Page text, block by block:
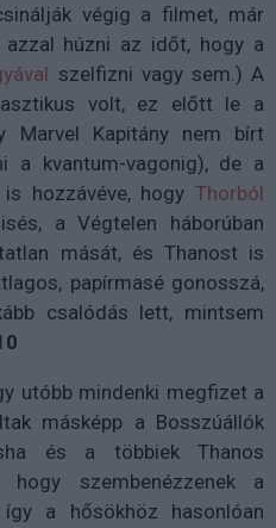
végig a filmet, már
húzni az időt, hogy a
szelfizni vagy sem.) A
volt, ez előtt le a
Marvel Kapitány nem bírt
a kvantum-vagonig), de a
hozzávéve, hogy Thorból
a Végtelen háborúban
mását, és Thanost is
papírmasé gonosszá,
csalódás lett, mintsem
utóbb mindenki megfizet a
másképp a Bosszúállók
és a többiek Thanos
szembenézzenek a
így a hősökhöz hasonlóan